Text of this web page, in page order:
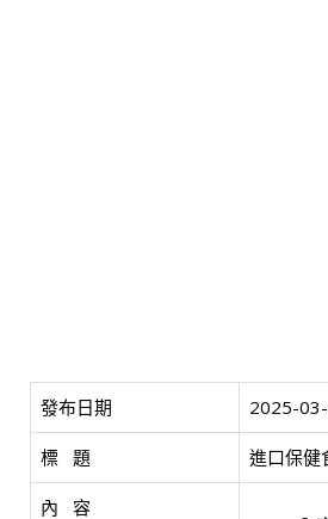
發布日期 2025-
標   題 進口保健
內   容